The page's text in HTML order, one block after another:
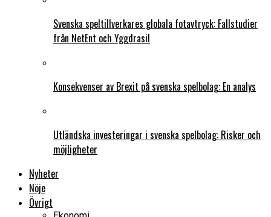
Svenska speltillverkares globala fotavtryck: Fallstudier
från NetEnt och Yggdrasil
Konsekvenser av Brexit på svenska spelbolag: En analys
Utländska investeringar i svenska spelbolag: Risker och
möjligheter
Nyheter
Nöje
Övrigt